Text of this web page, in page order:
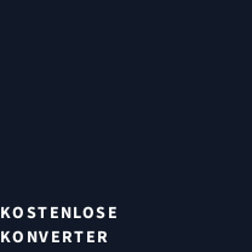
KOSTENLOSE
KONVERTER